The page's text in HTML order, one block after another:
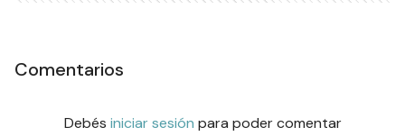
Comentarios
Debés iniciar sesión para poder comentar